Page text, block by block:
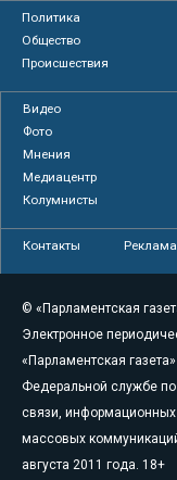
Политика
Общество
Происшествия
Видео
Фото
Мнения
Медиацентр
Колумнисты
Контакты Реклама
© «Парламентская
Электронное
«Парламентская
Федеральной службе
связи, информационных
массовых
августа 2011 года. 18+